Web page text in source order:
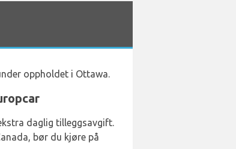
oppholdet i Ottawa.
daglig tilleggsavgift.
bør du kjøre på